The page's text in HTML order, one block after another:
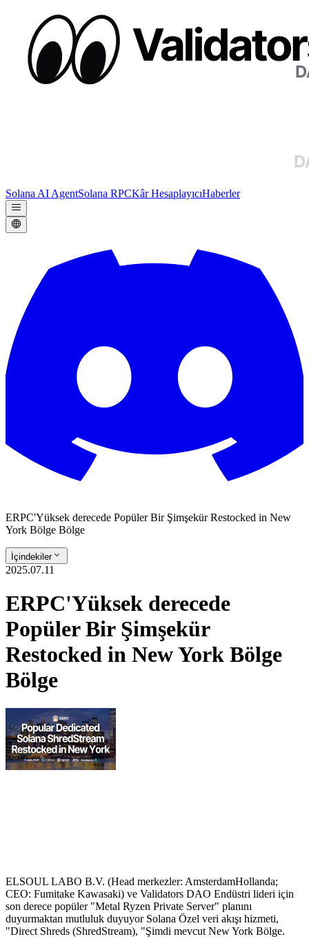
Solana AI AgentSolana RPCKâr HesaplayıcıHaberler
ERPC'Yüksek derecede Popüler Bir Şimşekür Restocked in New
York Bölge Bölge
İçindekiler
2025.07.11
ERPC'Yüksek derecede
Popüler Bir Şimşekür
Restocked in New York Bölge
Bölge
ELSOUL LABO B.V. (Head merkezler: AmsterdamHollanda;
CEO: Fumitake Kawasaki) ve Validators DAO Endüstri lideri için
son derece popüler "Metal Ryzen Private Server" planını
duyurmaktan mutluluk duyuyor Solana Özel veri akışı hizmeti,
"Direct Shreds (ShredStream), "Şimdi mevcut New York Bölge.